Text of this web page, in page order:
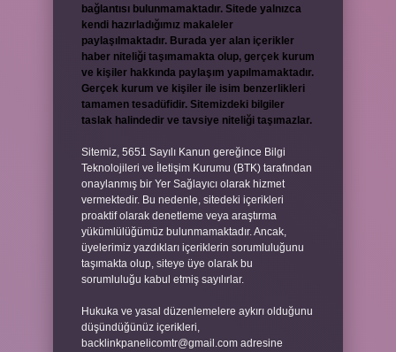
bağlantısı bulunmamaktadır. Sitede yalnızca
kendi hazırladığımız makaleler
paylaşılmaktadır. Burada yer alan içerikler
haber niteliği taşımamakta olup, gerçek kurum
ve kişiler hakkında paylaşım yapılmamaktadır.
Gerçek kurum ve kişiler ile isim benzerlikleri
tamamen tesadüfidir. Sitemizdeki bilgiler
taslak halindedir ve tavsiye niteliği taşımazlar.
Sitemiz, 5651 Sayılı Kanun gereğince Bilgi
Teknolojileri ve İletişim Kurumu (BTK) tarafından
onaylanmış bir Yer Sağlayıcı olarak hizmet
vermektedir. Bu nedenle, sitedeki içerikleri
proaktif olarak denetleme veya araştırma
yükümlülüğümüz bulunmamaktadır. Ancak,
üyelerimiz yazdıkları içeriklerin sorumluluğunu
taşımakta olup, siteye üye olarak bu
sorumluluğu kabul etmiş sayılırlar.
Hukuka ve yasal düzenlemelere aykırı olduğunu
düşündüğünüz içerikleri,
backlinkpanelicomtr@gmail.com adresine